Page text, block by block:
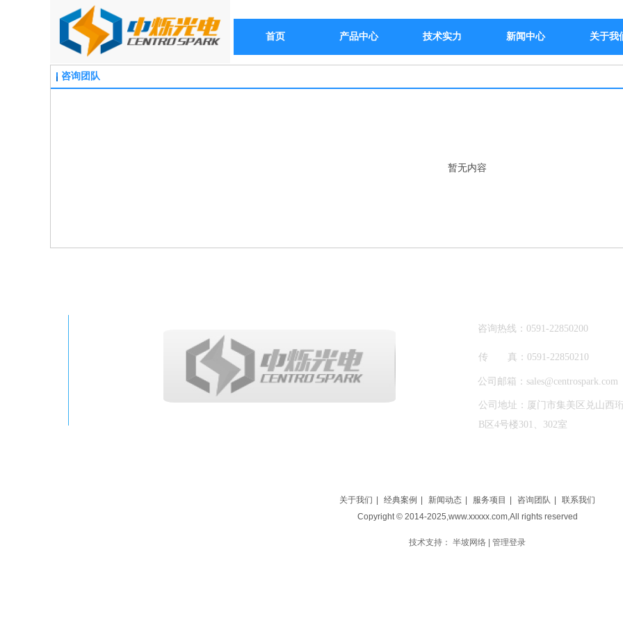
首页 产品中心 技术实力 新闻中心 关于我
咨询团队
暂无内容
咨询热线：0591-22850200
公司邮箱：sales@centrospark.com
公司地址：厦门市集美区兑山西
B区4号楼301、302室
传 真：0591-22850210
关于我们 经典案例 新闻动态 服务项目 咨询团队
联系我们
Copyright © 2014-2025,www.xxxxx.com,All rights reserved
技术支持： 半坡网络 管理登录